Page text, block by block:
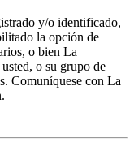
y/o identificado,
la opción de
o bien La
o su grupo de
Comuníquese con La